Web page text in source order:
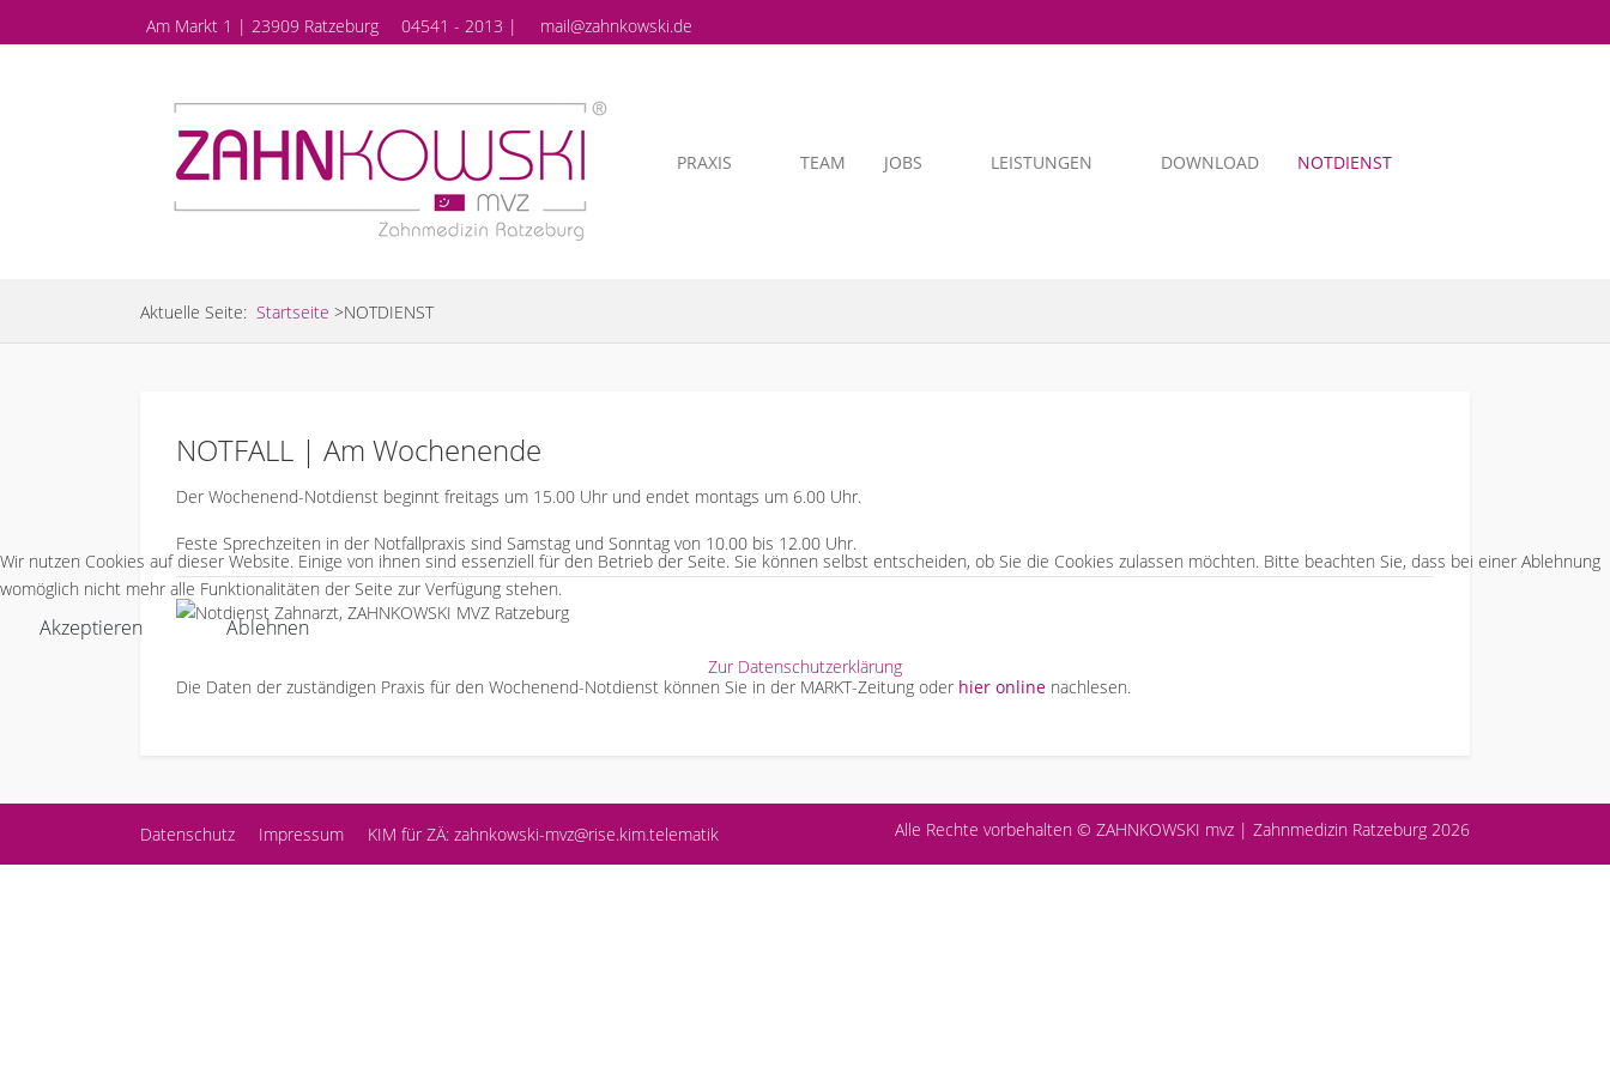
Am Markt 1 | 23909 Ratzeburg 04541 - 2013 | mail@zahnkowski.de
PRAXIS TEAM JOBS LEISTUNGEN DOWNLOAD NOTDIENST
Aktuelle Seite: Startseite >NOTDIENST
NOTFALL | Am Wochenende
Der Wochenend-Notdienst beginnt freitags um 15.00 Uhr und endet montags um 6.00 Uhr.
Feste Sprechzeiten in der Notfallpraxis sind Samstag und Sonntag von 10.00 bis 12.00 Uhr.
Die Daten der zuständigen Praxis für den Wochenend-Notdienst können Sie in der MARKT-Zeitung oder hier online nachlesen.
Datenschutz Impressum KIM für ZÄ: zahnkowski-mvz@rise.kim.telematik Alle Rechte vorbehalten © ZAHNKOWSKI mvz | Zahnmedizin Ratzeburg 2026
Wir nutzen Cookies auf dieser Website. Einige von ihnen sind essenziell für den Betrieb der Seite. Sie können selbst entscheiden, ob Sie die Cookies zulassen möchten. Bitte beachten Sie, dass bei einer Ablehnung
womöglich nicht mehr alle Funktionalitäten der Seite zur Verfügung stehen.
Akzeptieren Ablehnen
Zur Datenschutzerklärung